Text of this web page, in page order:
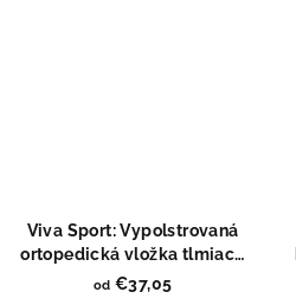
Viva Sport: Vypolstrovaná
ortopedická vložka tlmiaca
nárazy
od €37,05